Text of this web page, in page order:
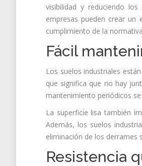
visibilidad y reduciendo
empresas pueden crear
cumplimiento de la
Fácil
Los suelos industriales
que significa que no hay
mantenimiento periódicos
La superficie lisa también
Además, los suelos
eliminación de los derrames
Resistencia